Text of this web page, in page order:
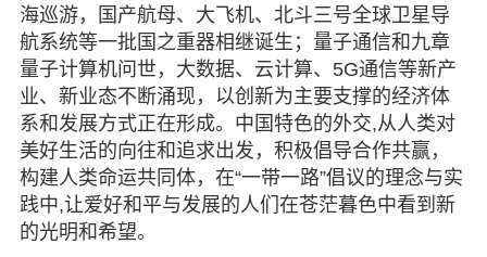
海巡游，国产航母、大飞机、北斗三号全球卫星导
航系统等一批国之重器相继诞生；量子通信和九章
量子计算机问世，大数据、云计算、5G通信等新产
业、新业态不断涌现，以创新为主要支撑的经济体
系和发展方式正在形成。中国特色的外交,从人类对
美好生活的向往和追求出发，积极倡导合作共赢，
构建人类命运共同体，在“一带一路”倡议的理念与实
践中,让爱好和平与发展的人们在苍茫暮色中看到新
的光明和希望。